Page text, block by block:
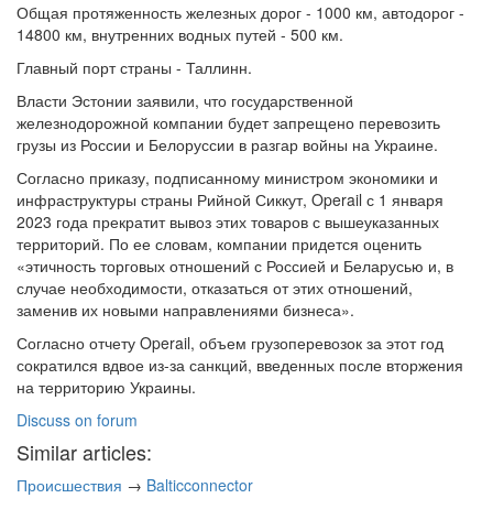
Общая протяженность железных дорог - 1000 км, автодорог -
14800 км, внутренних водных путей - 500 км.
Главный порт страны - Таллинн.
Власти Эстонии заявили, что государственной
железнодорожной компании будет запрещено перевозить
грузы из России и Белоруссии в разгар войны на Украине.
Согласно приказу, подписанному министром экономики и
инфраструктуры страны Рийной Сиккут, Operail с 1 января
2023 года прекратит вывоз этих товаров с вышеуказанных
территорий. По ее словам, компании придется оценить
«этичность торговых отношений с Россией и Беларусью и, в
случае необходимости, отказаться от этих отношений,
заменив их новыми направлениями бизнеса».
Согласно отчету Operail, объем грузоперевозок за этот год
сократился вдвое из-за санкций, введенных после вторжения
на территорию Украины.
Discuss on forum
Similar articles:
Происшествия → Balticconnector